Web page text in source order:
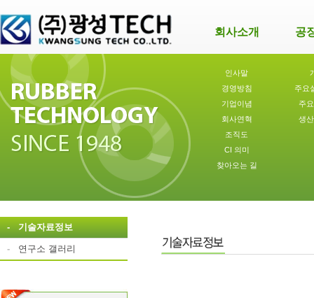
회사소개 공
인사말
경영방침
기업이념
회사연혁
조직도
CI 의미
찾아오는 길
주요
주
생
- 기술자료정보
- 연구소 갤러리